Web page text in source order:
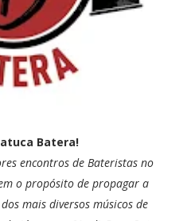
Batera!
encontros de Bateristas no
o propósito de propagar a
mais diversos músicos de